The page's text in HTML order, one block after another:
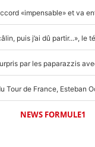
NEWS FORMULE1